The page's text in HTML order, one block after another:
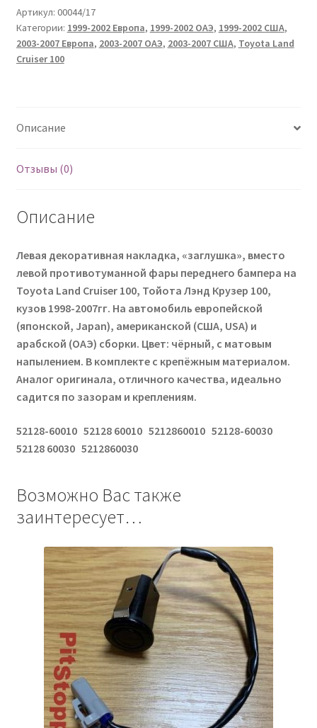
Артикул: 00044/17
Категории: 1999-2002 Европа, 1999-2002 ОАЭ, 1999-2002 США,
2003-2007 Европа, 2003-2007 ОАЭ, 2003-2007 США, Toyota Land
Cruiser 100
Описание
Отзывы (0)
Описание
Левая декоративная накладка, «заглушка», вместо
левой противотуманной фары переднего бампера на
Toyota Land Cruiser 100, Тойота Лэнд Крузер 100,
кузов 1998-2007гг. На автомобиль европейской
(японской, Japan), американской (США, USA) и
арабской (ОАЭ) сборки. Цвет: чёрный, с матовым
напылением. В комплекте с крепёжным материалом.
Аналог оригинала, отличного качества, идеально
садится по зазорам и креплениям.
52128-60010 52128 60010 5212860010 52128-60030
52128 60030 5212860030
Возможно Вас также
заинтересует…